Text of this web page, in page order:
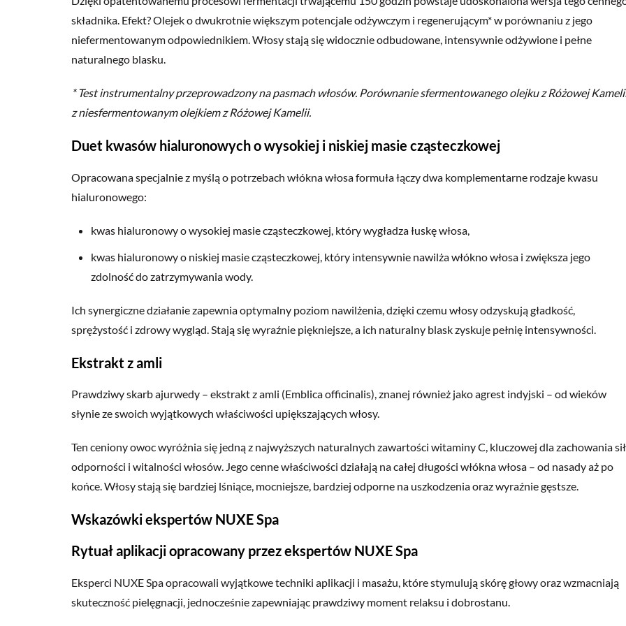
składnika. Efekt? Olejek o dwukrotnie większym potencjale odżywczym i regenerującym* w porównaniu z jego
niefermentowanym odpowiednikiem. Włosy stają się widocznie odbudowane, intensywnie odżywione i pełne
naturalnego blasku.
* Test instrumentalny przeprowadzony na pasmach włosów. Porównanie sfermentowanego olejku z Różowej
z niesfermentowanym olejkiem z Różowej Kamelii.
Duet kwasów hialuronowych o wysokiej i niskiej masie cząsteczkowej
Opracowana specjalnie z myślą o potrzebach włókna włosa formuła łączy dwa komplementarne rodzaje kwasu
hialuronowego:
kwas hialuronowy o wysokiej masie cząsteczkowej, który wygładza łuskę włosa,
kwas hialuronowy o niskiej masie cząsteczkowej, który intensywnie nawilża włókno włosa i zwiększa jego
zdolność do zatrzymywania wody.
Ich synergiczne działanie zapewnia optymalny poziom nawilżenia, dzięki czemu włosy odzyskują gładkość,
sprężystość i zdrowy wygląd. Stają się wyraźnie piękniejsze, a ich naturalny blask zyskuje pełnię intensywności.
Ekstrakt z amli
Prawdziwy skarb ajurwedy – ekstrakt z amli (Emblica officinalis), znanej również jako agrest indyjski – od wieków
słynie ze swoich wyjątkowych właściwości upiększających włosy.
Ten ceniony owoc wyróżnia się jedną z najwyższych naturalnych zawartości witaminy C, kluczowej dla zachowania
odporności i witalności włosów. Jego cenne właściwości działają na całej długości włókna włosa – od nasady aż po
końce. Włosy stają się bardziej lśniące, mocniejsze, bardziej odporne na uszkodzenia oraz wyraźnie gęstsze.
Wskazówki ekspertów NUXE Spa
Rytuał aplikacji opracowany przez ekspertów NUXE Spa
Eksperci NUXE Spa opracowali wyjątkowe techniki aplikacji i masażu, które stymulują skórę głowy oraz wzmacniają
skuteczność pielęgnacji, jednocześnie zapewniając prawdziwy moment relaksu i dobrostanu.